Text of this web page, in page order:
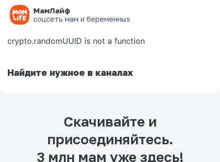
МамЛайф
соцсеть мам и беременных
Ошибка на странице
crypto.randomUUID is not a function
Найдите нужное в каналах
Скачивайте и
присоединяйтесь.
3 млн мам уже здесь!